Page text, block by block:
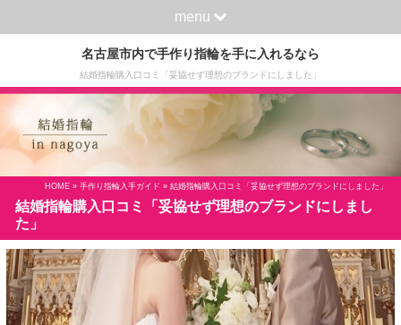
menu
名古屋市内で手作り指輪を手に入れるなら
結婚指輪購入口コミ「妥協せず理想のブランドにしました」
HOME » 手作り指輪入手ガイド » 結婚指輪購入口コミ「妥協せず理想のブランドにしました」
結婚指輪購入口コミ「妥協せず理想のブランドにしまし
た」